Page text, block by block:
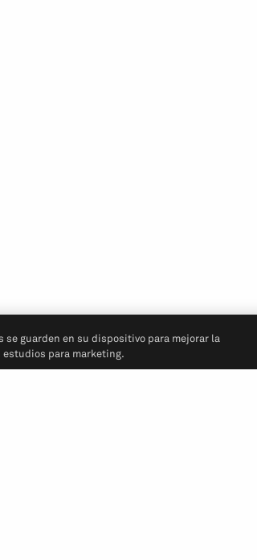
se guarden en su dispositivo para mejorar la
estudios para marketing.